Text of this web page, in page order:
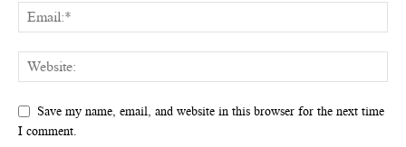
Save my name, email, and website in this browser for the next time
I comment.